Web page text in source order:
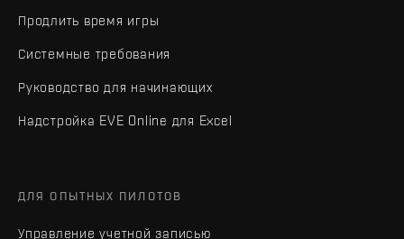
Продлить время игры
Системные требования
Руководство для начинающих
Надстройка EVE Online для Excel
ДЛЯ ОПЫТНЫХ ПИЛОТОВ
Управление учетной записью